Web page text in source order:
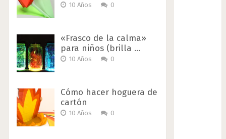
10 Años 0
«Frasco de la calma»
para niños (brilla …
10 Años 0
Cómo hacer hoguera de
cartón
10 Años 0